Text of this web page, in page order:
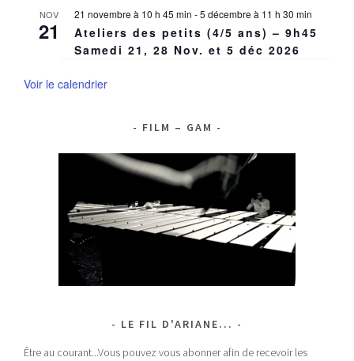
NOV
21
21 novembre à 10 h 45 min -5 décembre à 11 h 30 min
Ateliers des petits (4/5 ans) – 9h45
Samedi 21, 28 Nov. et 5 déc 2026
Voir le calendrier
FILM – GAM
LE FIL D'ARIANE...
Être au courant...Vous pouvez vous abonner afin de recevoir les